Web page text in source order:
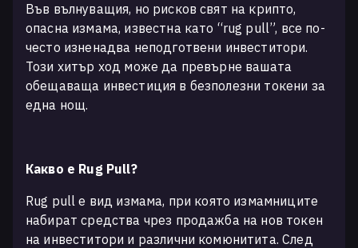
Във вълнуващия, но рисков свят на крипто,
опасна измама, известна като “rug pull”, все по-
често изненадва неподготвени инвеститори.
Този хитър ход може да превърне вашата
обещаваща инвестиция в безполезни токени за
една нощ.
Какво е Rug Pull?
Rug pull е вид измама, при която измамниците
набират средства чрез продажба на нов токен
на инвеститори и различни комюнитита. След